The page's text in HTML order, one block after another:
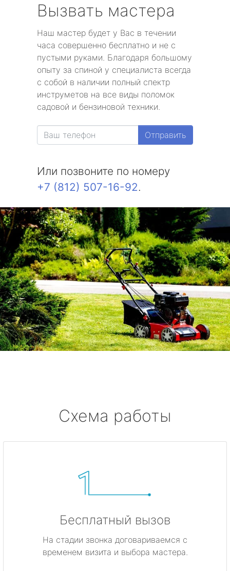
Вызвать мастера
Наш мастер будет у Вас в течении
часа совершенно бесплатно и не с
пустыми руками. Благодаря большому
опыту за спиной у специалиста всегда
с собой в наличии полный спектр
инструметов на все виды поломок
садовой и бензиновой техники.
Отправить
Или позвоните по номеру
+7 (812) 507-16-92.
Схема работы
Бесплатный вызов
На стадии звонка договариваемся с
временем визита и выбора мастера.